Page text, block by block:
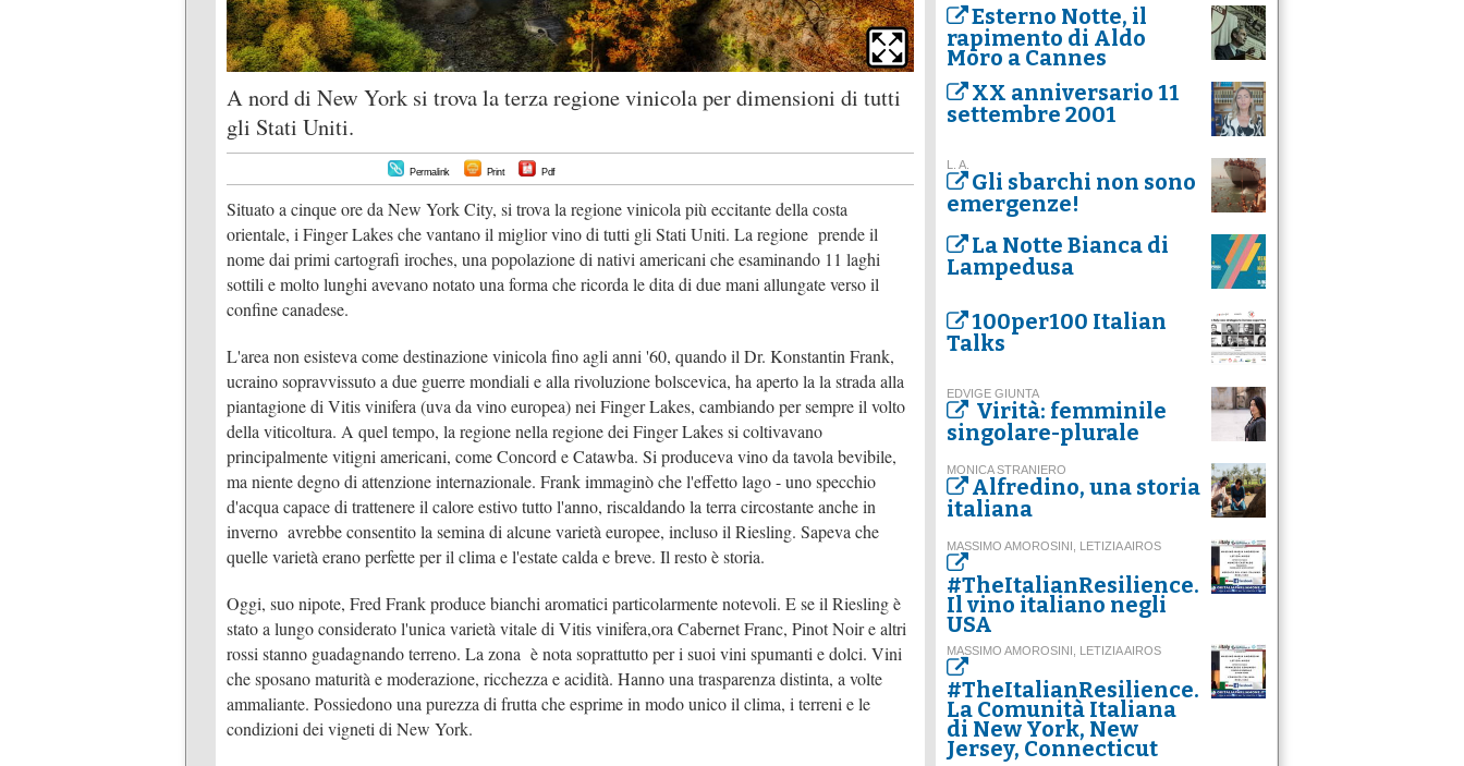
A nord di New York si trova la terza regione vinicola per dimensioni di tutti
gli Stati Uniti.
Permalink Print Pdf
Situato a cinque ore da New York City, si trova la regione vinicola più eccitante della costa
orientale, i Finger Lakes che vantano il miglior vino di tutti gli Stati Uniti. La regione prende il
nome dai primi cartografi iroches, una popolazione di nativi americani che esaminando 11 laghi
sottili e molto lunghi avevano notato una forma che ricorda le dita di due mani allungate verso il
confine canadese.
L'area non esisteva come destinazione vinicola fino agli anni '60, quando il Dr. Konstantin Frank,
ucraino sopravvissuto a due guerre mondiali e alla rivoluzione bolscevica, ha aperto la la strada alla
piantagione di Vitis vinifera (uva da vino europea) nei Finger Lakes, cambiando per sempre il volto
della viticoltura. A quel tempo, la regione nella regione dei Finger Lakes si coltivavano
principalmente vitigni americani, come Concord e Catawba. Si produceva vino da tavola bevibile,
ma niente degno di attenzione internazionale. Frank immaginò che l'effetto lago - uno specchio
d'acqua capace di trattenere il calore estivo tutto l'anno, riscaldando la terra circostante anche in
inverno avrebbe consentito la semina di alcune varietà europee, incluso il Riesling. Sapeva che
quelle varietà erano perfette per il clima e l'estate calda e breve. Il resto è storia.
Oggi, suo nipote, Fred Frank produce bianchi aromatici particolarmente notevoli. E se il Riesling è
stato a lungo considerato l'unica varietà vitale di Vitis vinifera,ora Cabernet Franc, Pinot Noir e altri
rossi stanno guadagnando terreno. La zona è nota soprattutto per i suoi vini spumanti e dolci. Vini
che sposano maturità e moderazione, ricchezza e acidità. Hanno una trasparenza distinta, a volte
ammaliante. Possiedono una purezza di frutta che esprime in modo unico il clima, i terreni e le
condizioni dei vigneti di New York.
Esterno Notte, il
rapimento di Aldo
Moro a Cannes
XX anniversario 11
settembre 2001
L. A.
Gli sbarchi non sono
emergenze!
La Notte Bianca di
Lampedusa
100per100 Italian
Talks
EDVIGE GIUNTA
Virità: femminile
singolare-plurale
MONICA STRANIERO
Alfredino, una storia
italiana
MASSIMO AMOROSINI, LETIZIA AIROS
#TheItalianResilience.
Il vino italiano negli
USA
MASSIMO AMOROSINI, LETIZIA AIROS
#TheItalianResilience.
La Comunità Italiana
di New York, New
Jersey, Connecticut